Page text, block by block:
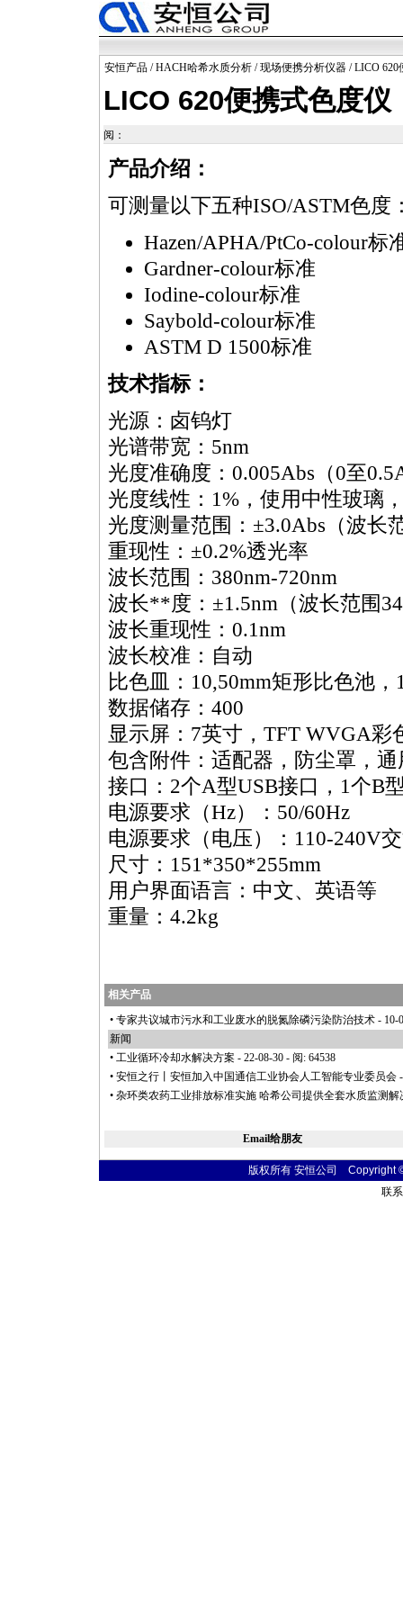
安恒产品 /HACH哈希水质分析 /现场便携分析仪器 / LICO 620
LICO 620便携式色度仪
阅：
产品介绍：
可测量以下五种ISO/ASTM色度
Hazen/APHA/PtCo-colour标
Gardner-colour标准
Iodine-colour标准
Saybold-colour标准
ASTM D 1500标准
技术指标：
光源：卤钨灯
光谱带宽：5nm
光度准确度：0.005Abs（0至
光度线性：1%，使用中性玻璃
光度测量范围：±3.0Abs（波长
重现性：±0.2%透光率
波长范围：380nm-720nm
波长**度：±1.5nm（波长范围
波长重现性：0.1nm
波长校准：自动
比色皿：10,50mm矩形比色池
数据储存：400
显示屏：7英寸，TFT WVGA彩
包含附件：适配器，防尘罩，
接口：2个A型USB接口，1个B
电源要求（Hz）：50/60Hz
电源要求（电压）：110-240V
尺寸：151*350*255mm
用户界面语言：中文、英语等
重量：4.2kg
相关产品
• 专家共议城市污水和工业废水的脱氮除磷污染防治技术 - 10-
新闻
• 工业循环冷却水解决方案 - 22-08-30 - 阅: 64538
• 安恒之行丨安恒加入中国通信工业协会人工智能专业委员会
• 杂环类农药工业排放标准实施 哈希公司提供全套水质监测解
Email给朋友
版权所有 安恒公司 Copyright
联